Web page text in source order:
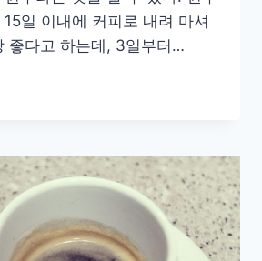
일 이내에 커피로 내려 마셔
좋다고 하는데, 3일부터…